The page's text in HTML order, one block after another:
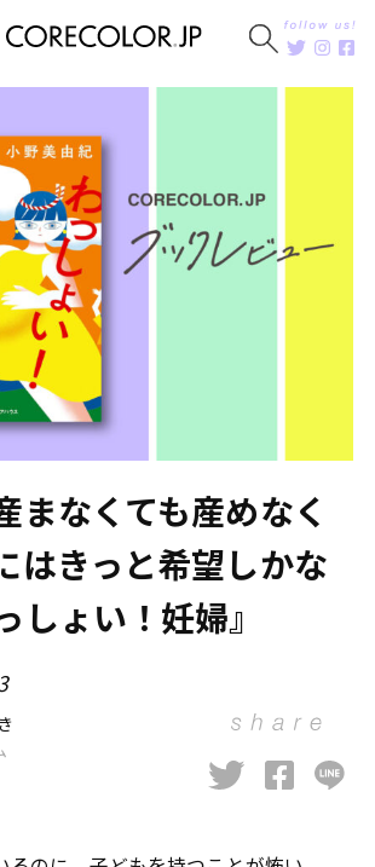
まなくても産めなく
はきっと希望しかな
しょい！妊婦』